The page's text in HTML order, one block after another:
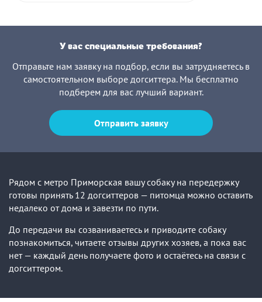
У вас специальные требования?
Отправьте нам заявку на подбор, если вы затрудняетесь в
самостоятельном выборе догситтера. Мы бесплатно
подберем для вас лучший вариант.
Отправить заявку
Рядом с метро Приморская вашу собаку на передержку
готовы принять 12 догситтеров — питомца можно оставить
недалеко от дома и завезти по пути.
До передачи вы созваниваетесь и приводите собаку
познакомиться, читаете отзывы других хозяев, а пока вас
нет — каждый день получаете фото и остаётесь на связи с
догситтером.